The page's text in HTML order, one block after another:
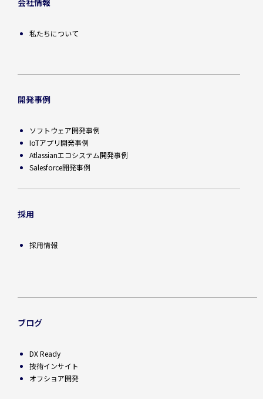
私たちについて
開発事例
ソフトウェア開発事例
IoTアプリ開発事例
Atlassianエコシステム開発事例
Salesforce開発事例
採用
採用情報
ブログ
DX Ready
技術インサイト
オフショア開発